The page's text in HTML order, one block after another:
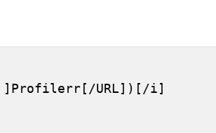
]Profilerr[/URL])[/i]